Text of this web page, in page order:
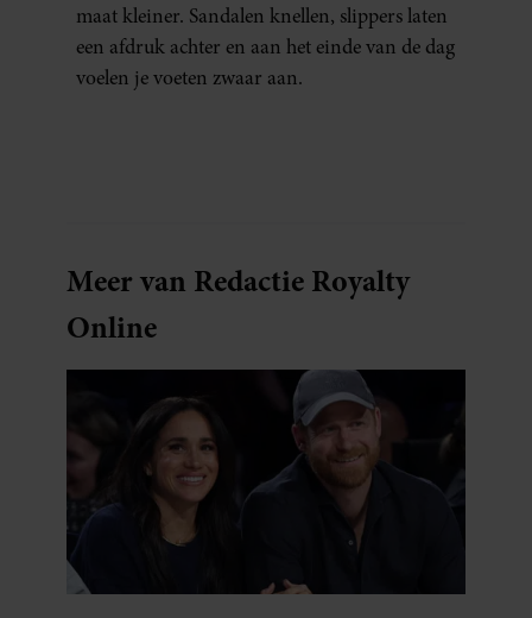
maat kleiner. Sandalen knellen, slippers laten
een afdruk achter en aan het einde van de dag
voelen je voeten zwaar aan.
Meer van Redactie Royalty
Online